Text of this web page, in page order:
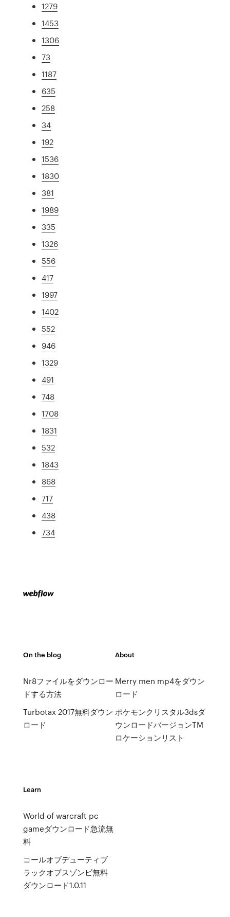
1279
1453
1306
73
1187
635
258
34
192
1536
1830
381
1989
335
1326
556
417
1997
1402
552
946
1329
491
748
1708
1831
532
1843
868
717
438
734
On the blog
Nr8ファイルをダウンロー
ドする方法
Turbotax 2017無料ダウン
ロード
About
Merry men mp4をダウン
ロード
ポケモンクリスタル3dsダ
ウンロードバージョンTM
ロケーションリスト
Learn
World of warcraft pc
gameダウンロード急流無
料
コールオブデューティブ
ラックオプスゾンビ無料
ダウンロード1.0.11